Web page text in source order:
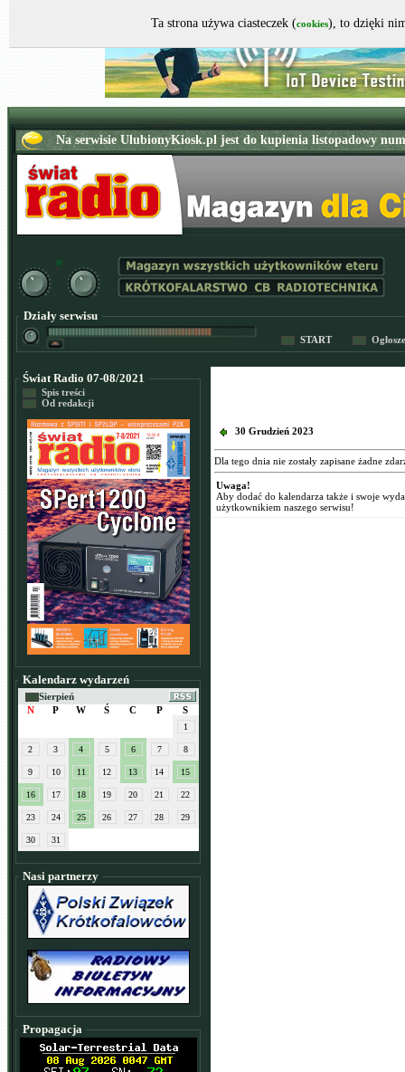
Działy serwisu
START
Świat Radio 07-08/2021
Spis treści
Od redakcji
Kalendarz wydarzeń
Sierpień
N
P W Ś C P S
1
2 3 4 5 6 7 8
9 10 11 12 13 14 15
16 17 18 19 20 21 22
23 24 25 26 27 28 29
30 31
Nasi partnerzy
Propagacja
30 Grudzień 2023
Dla tego dnia nie zostały zapisane żadne
Uwaga!
Aby dodać do kalendarza także i swoje
użytkownikiem naszego serwisu!
Ta strona używa ciasteczek (cookies), to dzięki